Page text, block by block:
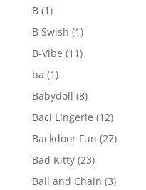
B (1)
B Swish (1)
B-Vibe (11)
ba (1)
Babydoll (8)
Baci Lingerie (12)
Backdoor Fun (27)
Bad Kitty (23)
Ball and Chain (3)